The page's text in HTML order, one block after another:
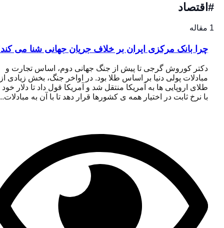
چرا بانک مرکزی ایران بر خلاف جریان جهانی شنا می کند؟
دکتر کوروش گرجی تا پیش از جنگ جهانی دوم، اساس تجارت و
مبادلات پولی دنیا بر اساس طلا بود. در اواخر جنگ، بخش زیادی از
طلای اروپایی ها به آمریکا منتقل شد و آمریکا قول داد تا دلار خود را
با نرخ ثابت در اختیار همه ی کشورها قرار دهد تا با آن به مبادلات...